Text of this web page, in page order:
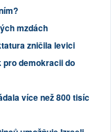
mzdách
zničila levici
pro demokracii do
více než 800 tisíc